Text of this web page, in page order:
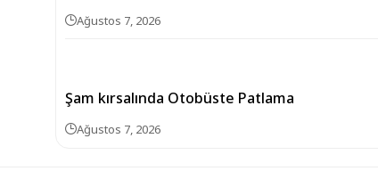
Ağustos 7, 2026
Şam kırsalında Otobüste Patlama
Ağustos 7, 2026